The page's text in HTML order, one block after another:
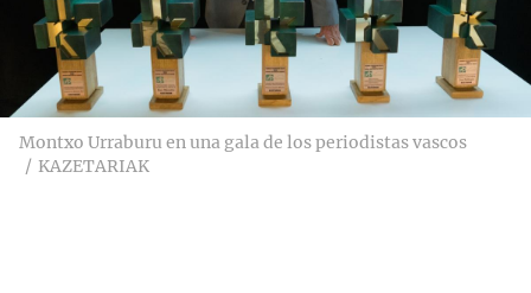
Montxo Urraburu en una gala de los periodistas vascos
KAZETARIAK